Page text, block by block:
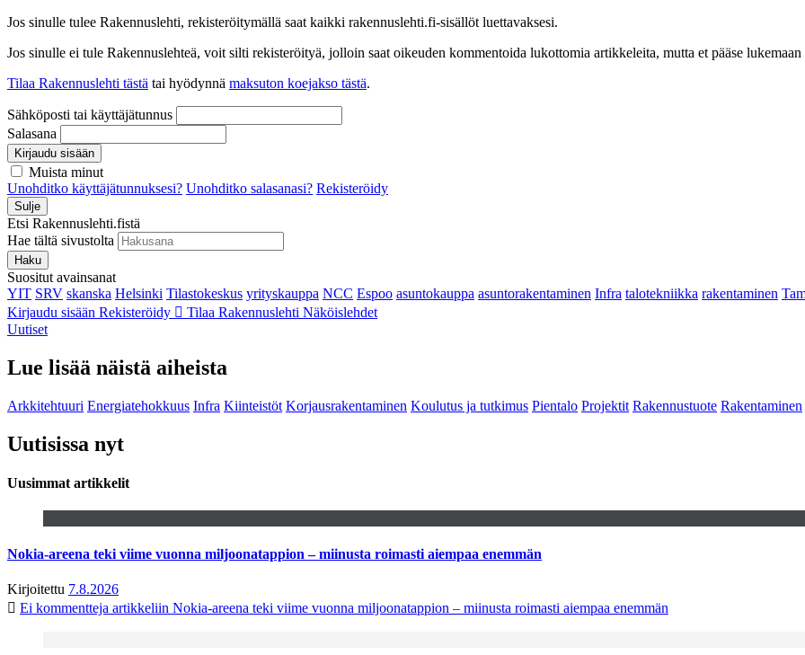
Jos sinulle tulee Rakennuslehti, rekisteröitymällä saat kaikki rakennuslehti.fi-sisällöt luettavaksesi.
Jos sinulle ei tule Rakennuslehteä, voit silti rekisteröityä, jolloin saat oikeuden kommentoida lukottomia artikkeleita, mutta et pääse
Tilaa Rakennuslehti tästä tai hyödynnä maksuton koejakso tästä.
Sähköposti tai käyttäjätunnus
Salasana
Kirjaudu sisään
Muista minut
Unohditko käyttäjätunnuksesi? Unohditko salasanasi? Rekisteröidy
Sulje
Etsi Rakennuslehti.fistä
Hae tältä sivustolta
Haku
Suositut avainsanat
YIT SRV skanska Helsinki Tilastokeskus yrityskauppa NCC Espoo asuntokauppa asuntorakentaminen Infra talotekniikka rakentaminen
Kirjaudu sisään Rekisteröidy Tilaa Rakennuslehti Näköislehdet
Uutiset
Lue lisää näistä aiheista
Arkkitehtuuri Energiatehokkuus Infra Kiinteistöt Korjausrakentaminen Koulutus ja tutkimus Pientalo Projektit Rakennustuote Rakentaminen
Uutisissa nyt
Uusimmat artikkelit
Nokia-areena teki viime vuonna miljoonatappion – miinusta roimasti aiempaa enemmän
Kirjoitettu 7.8.2026
Ei kommentteja artikkeliin Nokia-areena teki viime vuonna miljoonatappion – miinusta roimasti aiempaa enemmän